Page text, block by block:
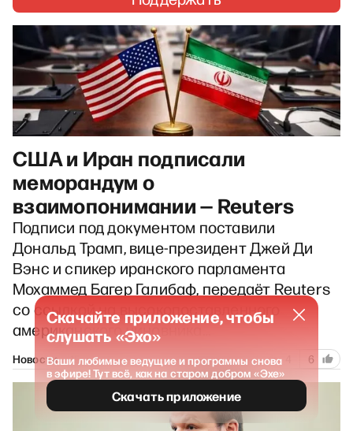
США и Иран подписали
меморандум о
взаимопонимании — Reuters
Подписи под документом поставили
Дональд Трамп, вице-президент Джей Ди
Вэнс и спикер иранского парламента
Мохаммед Багер Галибаф, передаёт Reuters
со ссылкой на высокопоставленного
американского чиновника…
Новости 15 июня 2026 181 6
Скачайте приложение, чтобы
слушать «Эхо»
Ваши любимые ведущие и программы снова
в эфире! Тут всё, как на старом добром «Эхе»
Скачать приложение